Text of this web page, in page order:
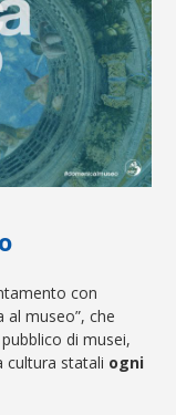
con
al museo”, che
di musei,
cultura statali ogni